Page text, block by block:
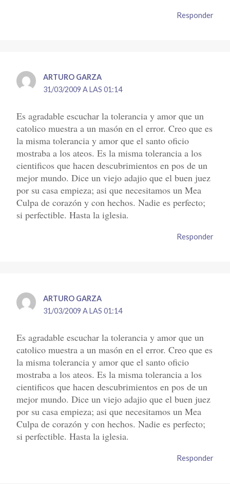
Responder
ARTURO GARZA
31/03/2009 A LAS 01:14
Es agradable escuchar la tolerancia y amor que un
catolico muestra a un masón en el error. Creo que es
la misma tolerancia y amor que el santo oficio
mostraba a los ateos. Es la misma tolerancia a los
cientificos que hacen descubrimientos en pos de un
mejor mundo. Dice un viejo adajio que el buen juez
por su casa empieza; asi que necesitamos un Mea
Culpa de corazón y con hechos. Nadie es perfecto;
si perfectible. Hasta la iglesia.
Responder
ARTURO GARZA
31/03/2009 A LAS 01:14
Es agradable escuchar la tolerancia y amor que un
catolico muestra a un masón en el error. Creo que es
la misma tolerancia y amor que el santo oficio
mostraba a los ateos. Es la misma tolerancia a los
cientificos que hacen descubrimientos en pos de un
mejor mundo. Dice un viejo adajio que el buen juez
por su casa empieza; asi que necesitamos un Mea
Culpa de corazón y con hechos. Nadie es perfecto;
si perfectible. Hasta la iglesia.
Responder